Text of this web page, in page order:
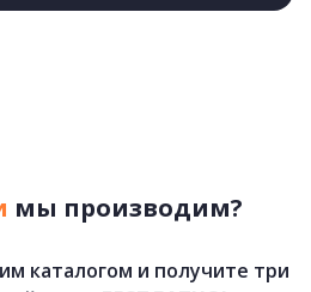
мы производим?
каталогом и получите три